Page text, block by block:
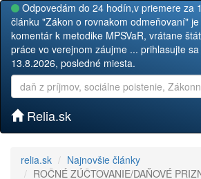
Odpovedám do 24 hodín,v priemere za
článku "Zákon o rovnakom odmeňovaní"
komentár k metodike MPSVaR, vrátane
práce vo verejnom záujme ... prihlasujte
13.8.2026, posledné miesta.
Relia.sk
relia.sk
Najnovšie články
ROČNÉ ZÚČTOVANIE/DAŇOVÉ